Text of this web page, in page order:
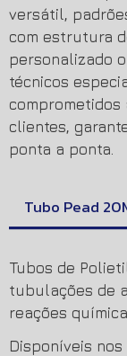
versátil,
com estrutura
personalizado
técnicos
comprometidos
clientes,
ponta a ponta.
Tubo Pead
Tubos de
tubulações de
reações
Disponíveis